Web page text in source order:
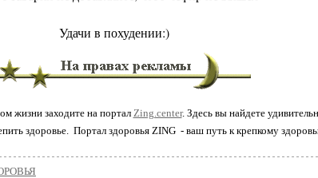
Удачи в похудении:)
жизни заходите на портал Zing.center. Здесь вы найдете
здоровье. Портал здоровья ZING - ваш путь к крепкому